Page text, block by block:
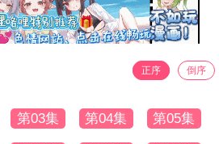
正序 倒序
第03集 第04集 第05集